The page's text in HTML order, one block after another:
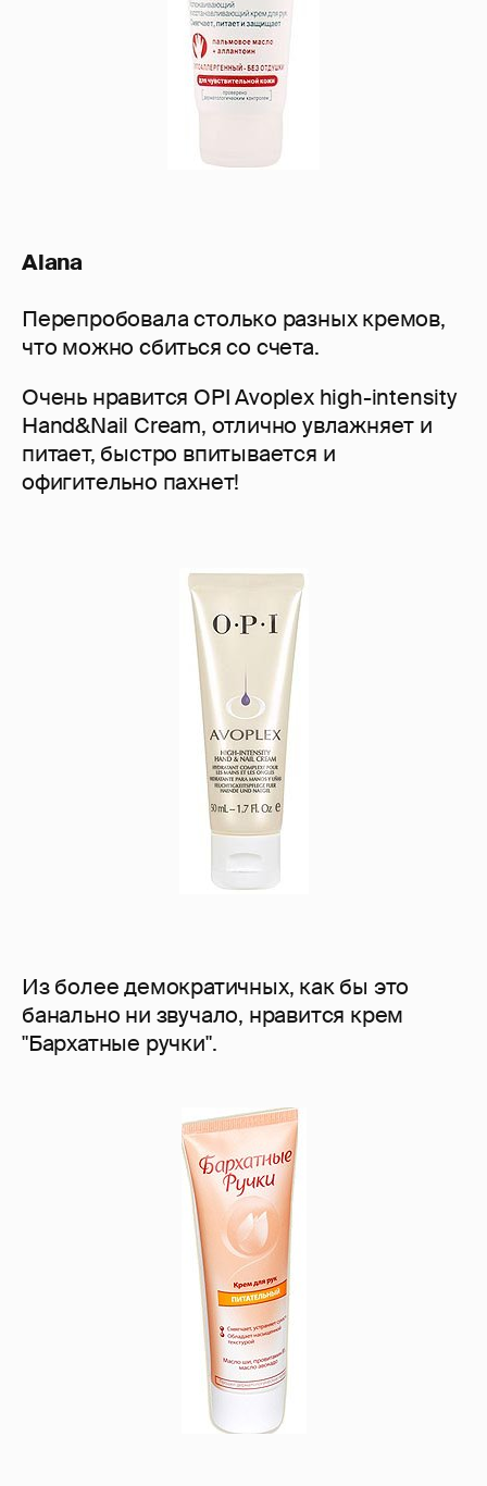
Alana
Перепробовала столько разных кремов,
что можно сбиться со счета.
Очень нравится OPI Avoplex high-intensity
Hand&Nail Cream, отлично увлажняет и
питает, быстро впитывается и
офигительно пахнет!
Из более демократичных, как бы это
банально ни звучало, нравится крем
"Бархатные ручки".